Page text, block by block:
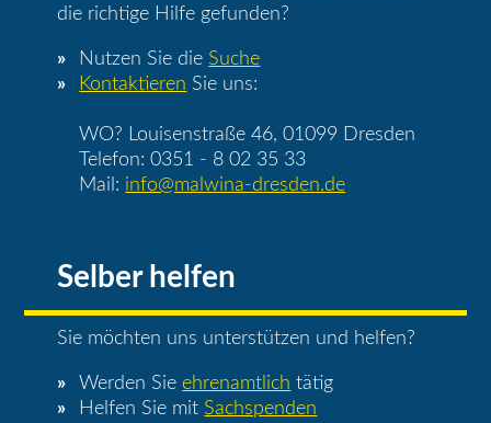
die richtige Hilfe gefunden?
Nutzen Sie die Suche
Kontaktieren Sie uns:
WO? Louisenstraße 46, 01099 Dresden
Telefon: 0351 - 8 02 35 33
Mail: info@malwina-dresden.de
Selber helfen
Sie möchten uns unterstützen und helfen?
Werden Sie ehrenamtlich tätig
Helfen Sie mit Sachspenden